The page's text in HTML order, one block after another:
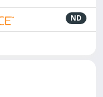
ND